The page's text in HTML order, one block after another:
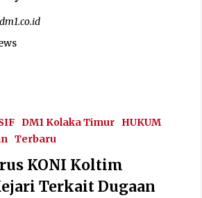
DM1 Kolaka Timur
HUKUM
Terbaru
KONI Koltim
Terkait Dugaan